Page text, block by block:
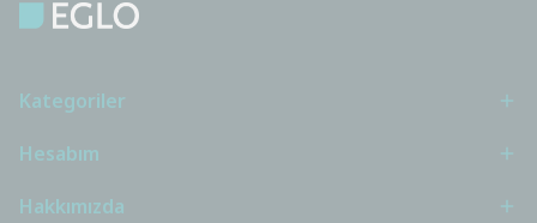
Kategoriler
Hesabım
Hakkımızda